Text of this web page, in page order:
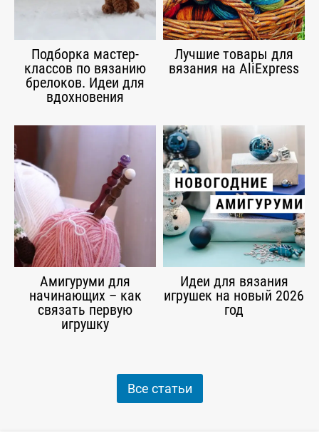
Подборка мастер-
классов по вязанию
брелоков. Идеи для
вдохновения
Лучшие товары для
вязания на AliExpress
Амигуруми для
начинающих – как
связать первую
игрушку
Идеи для вязания
игрушек на новый 2026
год
Все статьи